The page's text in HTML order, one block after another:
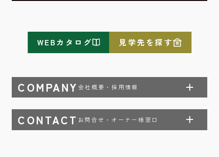
COMPANY 会社概要・採用情報
CONTACT お問合せ・オーナー様窓口
WEBカタログ 見学先を探す